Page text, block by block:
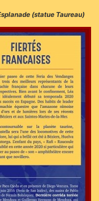
(statue Taureau)